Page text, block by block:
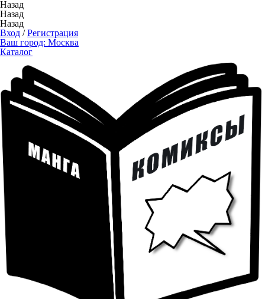
Назад
Назад
Назад
Вход /Регистрация
Ваш город: Москва
Каталог